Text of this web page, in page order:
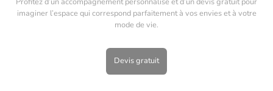
imaginer l’espace qui correspond parfaitement à vos envies et à votre
mode de vie.
Devis gratuit